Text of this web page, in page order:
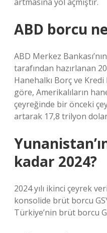
ABD borcu
ABD Merkez
tarafından hazırlanan
Hanehalkı Borç ve Kredi
göre, Amerikalıların
çeyreğinde bir önceki
artarak 17,8 trilyon
kadar 2024?
2024 yılı ikinci çeyrek
konsolide brüt borcu
Türkiye’nin brüt borcu